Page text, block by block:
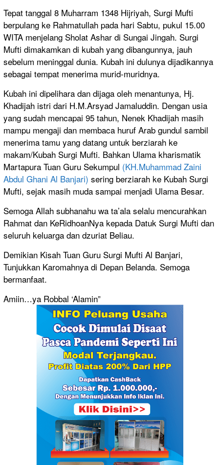
Tepat tanggal 8 Muharram 1348 Hijriyah, Surgi Mufti
berpulang ke Rahmatullah pada hari Sabtu, pukul 15.00
WITA menjelang Sholat Ashar di Sungai Jingah. Surgi
Mufti dimakamkan di kubah yang dibangunnya, jauh
sebelum meninggal dunia. Kubah ini dulunya dijadikannya
sebagai tempat menerima murid-muridnya.
Kubah ini dipelihara dan dijaga oleh menantunya, Hj.
Khadijah istri dari H.M.Arsyad Jamaluddin. Dengan usia
yang sudah mencapai 95 tahun, Nenek Khadijah masih
mampu mengaji dan membaca huruf Arab gundul sambil
menerima tamu yang datang untuk berziarah ke
makam/Kubah Surgi Mufti. Bahkan Ulama kharismatik
Martapura Tuan Guru Sekumpul (KH.Muhammad Zaini
Abdul Ghani Al Banjari) sering berziarah ke Kubah Surgi
Mufti, sejak masih muda sampai menjadi Ulama Besar.
Semoga Allah subhanahu wa ta’ala selalu mencurahkan
Rahmat dan KeRidhoanNya kepada Datuk Surgi Mufti dan
seluruh keluarga dan dzuriat Beliau.
Demikian Kisah Tuan Guru Surgi Mufti Al Banjari,
Tunjukkan Karomahnya di Depan Belanda. Semoga
bermanfaat.
Amiin…ya Robbal ‘Alamin”